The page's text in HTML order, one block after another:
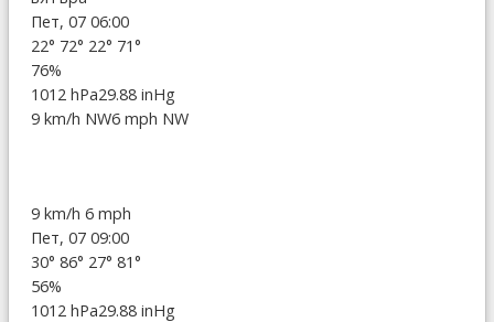
Пет, 07 06:00
22° 72° 22° 71°
76%
1012 hPa29.88 inHg
9 km/h NW6 mph NW
9 km/h 6 mph
Пет, 07 09:00
30° 86° 27° 81°
56%
1012 hPa29.88 inHg